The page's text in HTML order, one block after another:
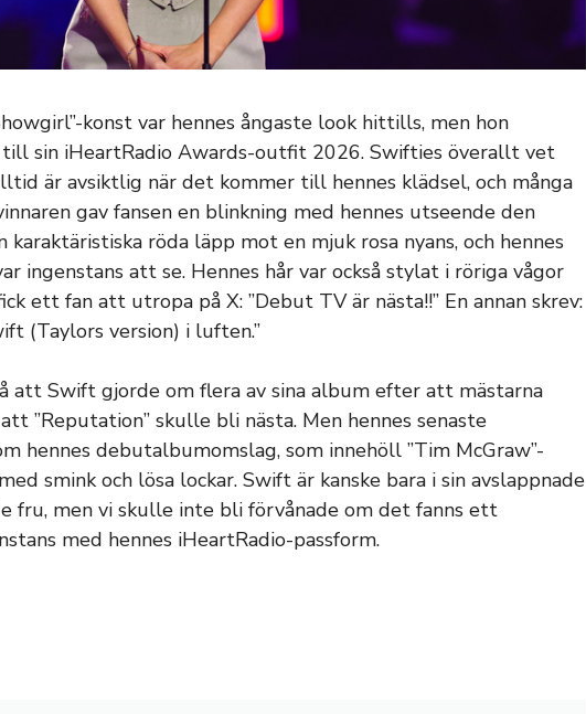
konst var hennes ångaste look hittills, men hon
sin iHeartRadio Awards-outfit 2026. Swifties överallt vet
är avsiktlig när det kommer till hennes klädsel, och många
gav fansen en blinkning med hennes utseende den
röda läpp mot en mjuk rosa nyans, och hennes
ingenstans att se. Hennes hår var också stylat i röriga vågor
ett fan att utropa på X: ”Debut TV är nästa!!” En annan skrev:
(Taylors version) i luften.”
att Swift gjorde om flera av sina album efter att mästarna
”Reputation” skulle bli nästa. Men hennes senaste
hennes debutalbumomslag, som innehöll ”Tim McGraw”-
smink och lösa lockar. Swift är kanske bara i sin avslappnade
fru, men vi skulle inte bli förvånade om det fanns ett
med hennes iHeartRadio-passform.